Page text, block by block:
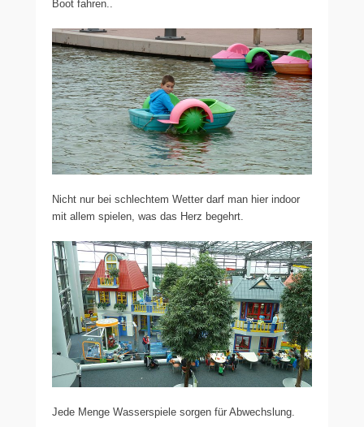
Boot fahren..
Nicht nur bei schlechtem Wetter darf man hier indoor
mit allem spielen, was das Herz begehrt.
Jede Menge Wasserspiele sorgen für Abwechslung.